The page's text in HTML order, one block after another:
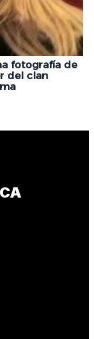
fotografía de
del clan